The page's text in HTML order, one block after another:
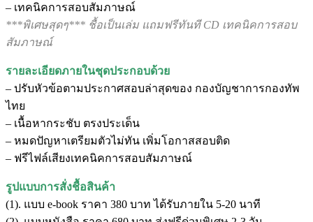
– เทคนิคการสอบสัมภาษณ์
***พิเศษสุดๆ*** ชื้อเป็นเล่ม แถมฟรีทันที CD เทคนิคการสอบ
สัมภาษณ์
รายละเอียดภายในชุดประกอบด้วย
– ปรับหัวข้อตามประกาศสอบล่าสุดของ กองบัญชาการกองทัพ
ไทย
– เนื้อหากระชับ ตรงประเด็น
– หมดปัญหาเตรียมตัวไม่ทัน เพิ่มโอกาสสอบติด
– ฟรีไฟล์เสียงเทคนิคการสอบสัมภาษณ์
รูปแบบการสั่งชื้อสินค้า
(1). แบบ e-book ราคา 380 บาท ได้รับภายใน 5-20 นาที